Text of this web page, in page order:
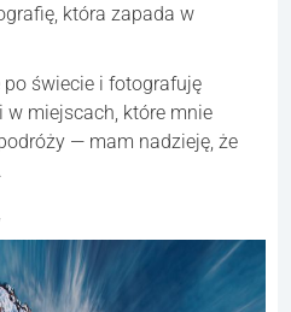
która zapada w
świecie i fotografuję
w miejscach, które mnie
— mam nadzieję, że